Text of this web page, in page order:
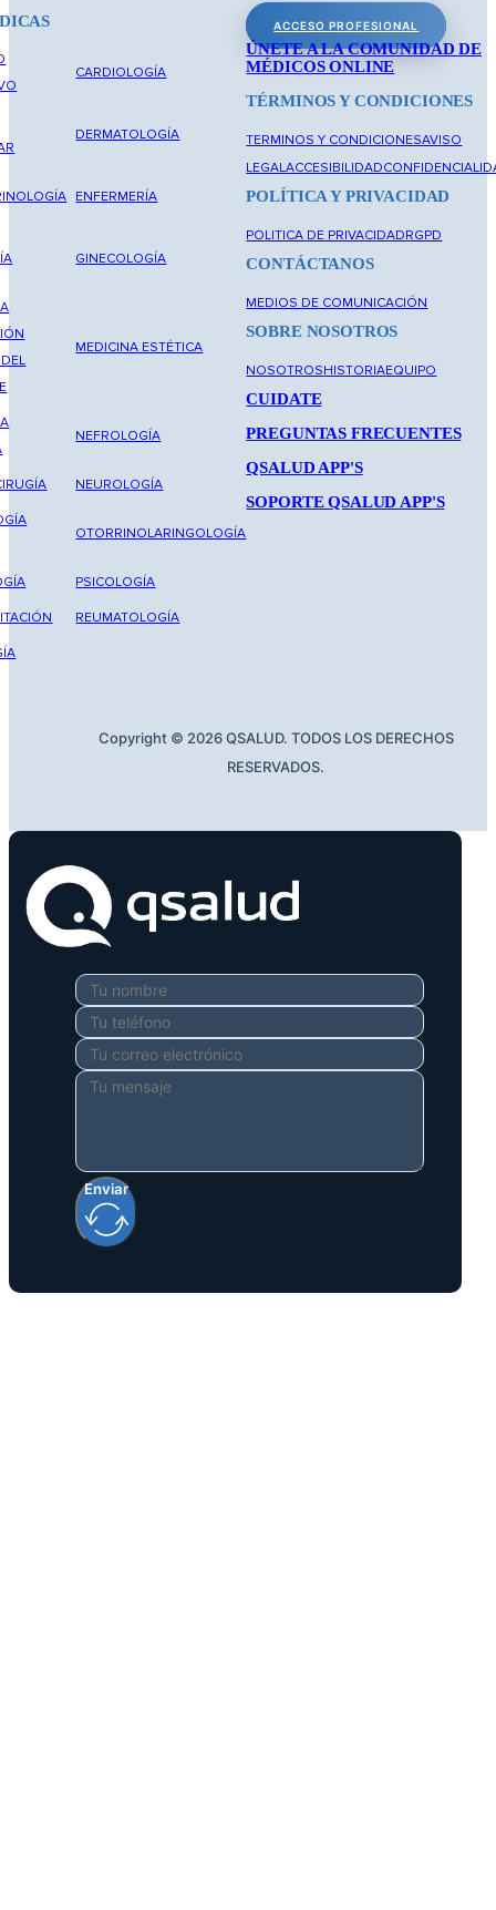
CARDIOLOGÍA
DERMATOLOGÍA
ENFERMERÍA
GINECOLOGÍA
MEDICINA ESTÉTICA
NEFROLOGÍA
NEUROLOGÍA
OTORRINOLARINGOLOGÍA
PSICOLOGÍA
REUMATOLOGÍA
ACCESO PROFESIONAL
ÚNETE A LA COMUNIDAD DE
MÉDICOS ONLINE
TÉRMINOS Y CONDICIONES
TERMINOS Y CONDICIONESAVISO
LEGALACCESIBILIDAD
POLÍTICA Y PRIVACIDAD
POLITICA DE PRIVACIDADRGPD
CONTÁCTANOS
MEDIOS DE COMUNICACIÓN
SOBRE NOSOTROS
NOSOTROSHISTORIAEQUIPO
CUIDATE
PREGUNTAS FRECUENTES
QSALUD APP'S
SOPORTE QSALUD APP'S
Copyright © 2026 QSALUD. TODOS LOS DERECHOS
RESERVADOS.
Enviar